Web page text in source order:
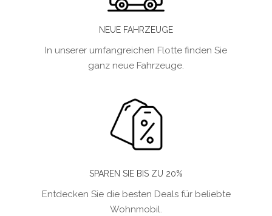
NEUE FAHRZEUGE
In unserer umfangreichen Flotte finden Sie
ganz neue Fahrzeuge.
SPAREN SIE BIS ZU 20%
Entdecken Sie die besten Deals für beliebte
Wohnmobil.